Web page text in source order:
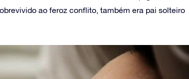
ao feroz conflito, também era pai solteiro